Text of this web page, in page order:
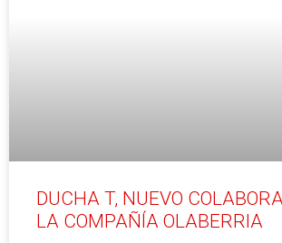
DUCHA T, NUEVO
LA COMPAÑÍA OLABERRIA